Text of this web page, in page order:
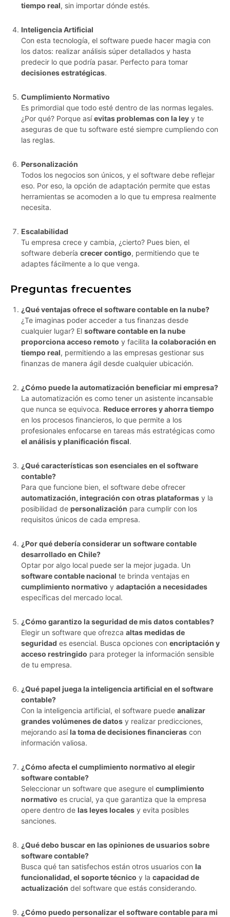
tiempo real, sin importar dónde estés.
Inteligencia Artificial
Con esta tecnología, el software puede hacer magia con
los datos: realizar análisis súper detallados y hasta
predecir lo que podría pasar. Perfecto para tomar
decisiones estratégicas.
Cumplimiento Normativo
Es primordial que todo esté dentro de las normas legales.
¿Por qué? Porque asíevitas problemas con la ley y te
aseguras de que tu software esté siempre cumpliendo con
las reglas.
Personalización
Todos los negocios son únicos, y el software debe reflejar
eso. Por eso, la opción de adaptación permite que estas
herramientas se acomoden a lo que tu empresa realmente
necesita.
Escalabilidad
Tu empresa crece y cambia, ¿cierto? Pues bien, el
software debería crecer contigo, permitiendo que te
adaptes fácilmente a lo que venga.
Preguntas frecuentes
¿Qué ventajas ofrece el software contable en la nube?
¿Te imaginas poder acceder a tus finanzas desde
cualquier lugar? El software contable en la nube
proporciona acceso remoto y facilita la colaboración en
tiempo real, permitiendo a las empresas gestionar sus
finanzas de manera ágil desde cualquier ubicación.
¿Cómo puede la automatización beneficiar mi empresa?
La automatización es como tener un asistente incansable
que nunca se equivoca. Reduce errores y ahorra tiempo
en los procesos financieros, lo que permite a los
profesionales enfocarse en tareas más estratégicas como
el análisis y planificación fiscal.
¿Qué características son esenciales en el software
contable?
Para que funcione bien, el software debe ofrecer
automatización, integración con otras plataformas y la
posibilidad de personalización para cumplir con los
requisitos únicos de cada empresa.
¿Por qué debería considerar un software contable
desarrollado en Chile?
Optar por algo local puede ser la mejor jugada. Un
software contable nacional te brinda ventajas en
cumplimiento normativo y adaptación a necesidades
específicas del mercado local.
¿Cómo garantizo la seguridad de mis datos contables?
Elegir un software que ofrezca altas medidas de
seguridad es esencial. Busca opciones con encriptación y
acceso restringido para proteger la información sensible
de tu empresa.
¿Qué papel juega la inteligencia artificial en el software
contable?
Con la inteligencia artificial, el software puede analizar
grandes volúmenes de datos y realizar predicciones,
mejorando asíla toma de decisiones financieras con
información valiosa.
¿Cómo afecta el cumplimiento normativo al elegir
software contable?
Seleccionar un software que asegure el cumplimiento
normativo es crucial, ya que garantiza que la empresa
opere dentro de las leyes locales y evita posibles
sanciones.
¿Qué debo buscar en las opiniones de usuarios sobre
software contable?
Busca qué tan satisfechos están otros usuarios con la
funcionalidad, el soporte técnico y la capacidad de
actualización del software que estás considerando.
¿Cómo puedo personalizar el software contable para mi